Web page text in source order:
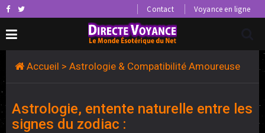
Contact Voyance en ligne
Accueil > Astrologie & Compatibilité Amoureuse
Astrologie, entente naturelle entre les
signes du zodiac :